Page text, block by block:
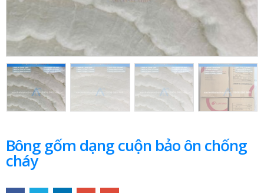
Bông gốm dạng cuộn bảo ôn chống
cháy